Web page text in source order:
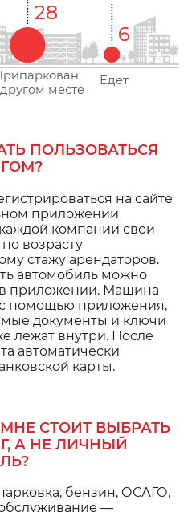
месте
Едет
28
28
6
6
ПОЛЬЗОВАТЬСЯ
на сайте
приложении
компании свои
возрасту
стажу арендаторов.
автомобиль можно
в приложении. Машина
с помощью приложения,
документы и ключи
лежат внутри. После
автоматически
карты.
СТОИТ ВЫБРАТЬ
А НЕ ЛИЧНЫЙ
бензин, ОСАГО,
—